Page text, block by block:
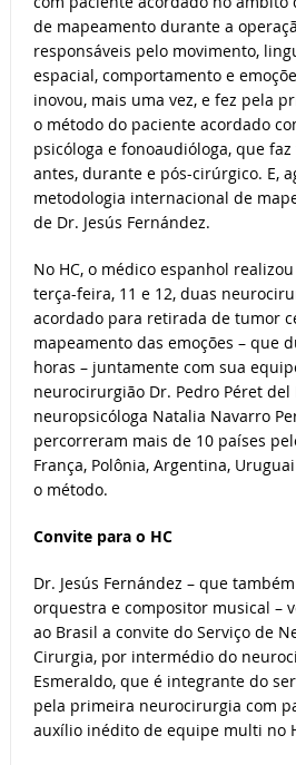
de mapeamento durante a
responsáveis pelo movimento,
espacial, comportamento e
inovou, mais uma vez, e fez pela
o método do paciente acordado
psicóloga e fonoaudióloga, que
antes, durante e pós-cirúrgico. E,
metodologia internacional de
de Dr. Jesús Fernández.
No HC, o médico espanhol
terça-feira, 11 e 12, duas
acordado para retirada de tumor
mapeamento das emoções – que
horas – juntamente com sua
neurocirurgião Dr. Pedro Péret del
neuropsicóloga Natalia Navarro
percorreram mais de 10 países
França, Polônia, Argentina,
o método.
Convite para o HC
Dr. Jesús Fernández – que
orquestra e compositor musical –
ao Brasil a convite do Serviço de
Cirurgia, por intermédio do
Esmeraldo, que é integrante do
pela primeira neurocirurgia com
auxílio inédito de equipe multi no